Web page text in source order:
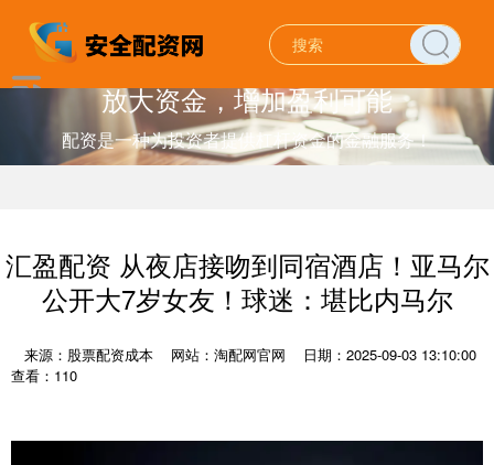
放大资金，增加盈利可能
配资是一种为投资者提供杠杆资金的金融服务！
汇盈配资 从夜店接吻到同宿酒店！亚马尔
公开大7岁女友！球迷：堪比内马尔
来源：股票配资成本 网站：淘配网官网
日期：2025-09-03 13:10:00
查看：110